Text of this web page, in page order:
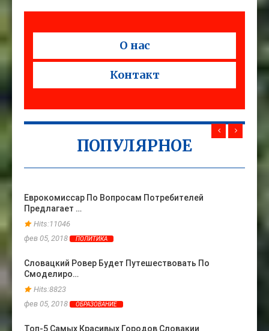
О нас
Контакт
ПОПУЛЯРНОЕ
Еврокомиссар По Вопросам Потребителей
Предлагает …
Hits:11046
фев 05, 2018
ПОЛИТИКА
Словацкий Ровер Будет Путешествовать По
Смоделиро…
Hits:8823
фев 05, 2018
ОБРАЗОВАНИЕ
Топ-5 Самых Красивых Городов Словакии